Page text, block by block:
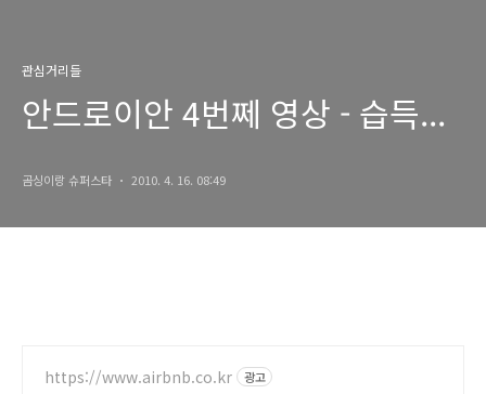
관심거리들
안드로이안 4번쩨 영상 - 습득...
곰싱이랑 슈퍼스타 2010. 4. 16. 08:49
https://www.airbnb.co.kr 광고